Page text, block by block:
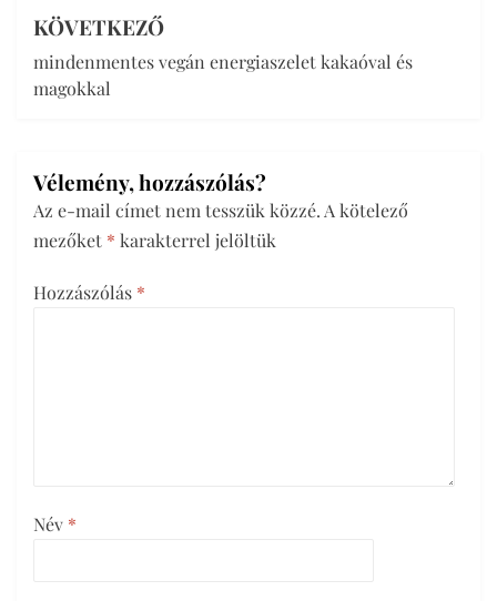
KÖVETKEZŐ
mindenmentes vegán energiaszelet kakaóval és
magokkal
Vélemény, hozzászólás?
Az e-mail címet nem tesszük közzé. A kötelező
mezőket * karakterrel jelöltük
Hozzászólás *
Név *